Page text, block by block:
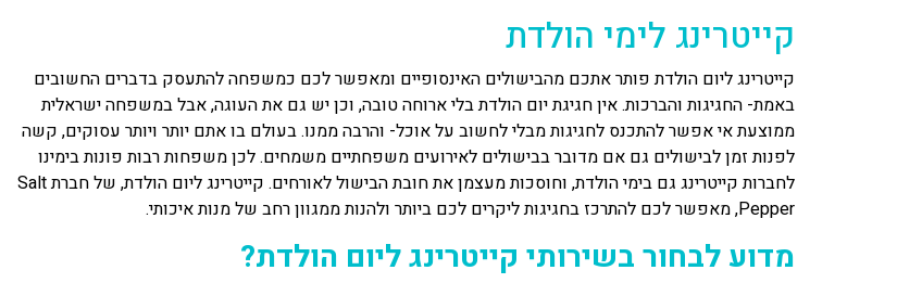
קייטרינג לימי הולדת
קייטרינג ליום הולדת פותר אתכם מהבישולים האינסופיים ומאפשר לכם כמשפחה להתעסק בדברים החשובים
באמת- החגיגות והברכות. אין חגיגת יום הולדת בלי ארוחה טובה, וכן יש גם את העוגה, אבל במשפחה ישראלית
ממוצעת אי אפשר להתכנס לחגיגות מבלי לחשוב על אוכל- והרבה ממנו. בעולם בו אתם יותר ויותר עסוקים, קשה
לפנות זמן לבישולים גם אם מדובר בבישולים לאירועים משפחתיים משמחים. לכן משפחות רבות פונות בימינו
לחברות קייטרינג גם בימי הולדת, וחוסכות מעצמן את חובת הבישול לאורחים. קייטרינג ליום הולדת, של חברת Salt
Pepper, מאפשר לכם להתרכז בחגיגות ליקרים לכם ביותר ולהנות ממגוון רחב של מנות איכותי.
מדוע לבחור בשירותי קייטרינג ליום הולדת?